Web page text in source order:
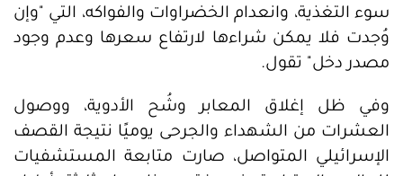
سوء التغذية، وانعدام الخضراوات والفواكه، التي "وإن
وُجدت فلا يمكن شراءها لارتفاع سعرها وعدم وجود
مصدر دخل" تقول.
وفي ظل إغلاق المعابر وشُح الأدوية، ووصول
العشرات من الشهداء والجرحى يوميًا نتيجة القصف
الإسرائيلي المتواصل، صارت متابعة المستشفيات